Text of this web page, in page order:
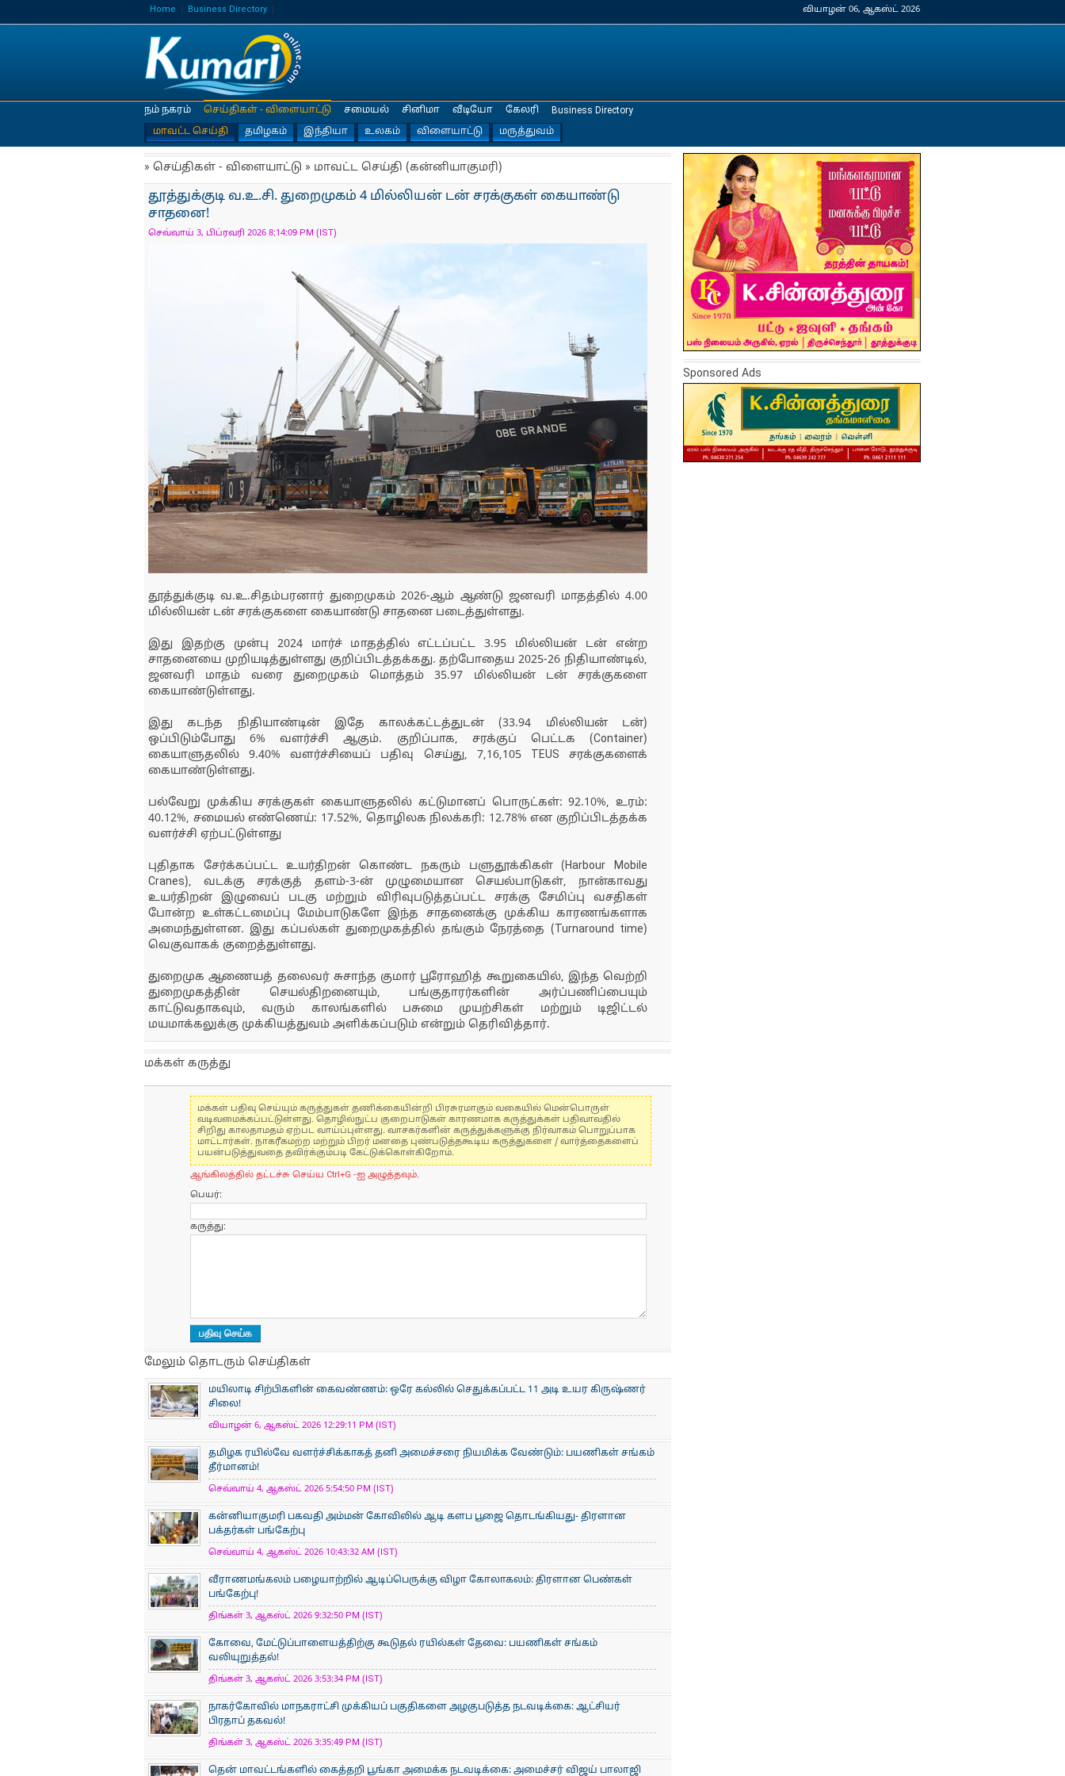
Home Business Directory வியாழன் 06, ஆகஸ்ட் 2026
நம் நகரம்
செய்திகள் - விளையாட்டு
மாவட்ட செய்தி
தமிழகம் இந்தியா உலகம் விளையாட்டு மருத்துவம்
சமையல் சினிமா வீடியோ கேலரி Business Directory
» செய்திகள் - விளையாட்டு » மாவட்ட செய்தி (கன்னியாகுமரி)
தூத்துக்குடி வ.உ.சி. துறைமுகம் 4 மில்லியன் டன் சரக்குகள் கையாண்டு
சாதனை!
செவ்வாய் 3, பிப்ரவரி 2026 8:14:09 PM (IST)
தூத்துக்குடி வ.உ.சிதம்பரனார் துறைமுகம் 2026-ஆம் ஆண்டு ஜனவரி மாதத்தில் 4.00
மில்லியன் டன் சரக்குகளை கையாண்டு சாதனை படைத்துள்ளது.
இது இதற்கு முன்பு 2024 மார்ச் மாதத்தில் எட்டப்பட்ட 3.95 மில்லியன் டன் என்ற
சாதனையை முறியடித்துள்ளது குறிப்பிடத்தக்கது. தற்போதைய 2025-26 நிதியாண்டில்,
ஜனவரி மாதம் வரை துறைமுகம் மொத்தம் 35.97 மில்லியன் டன் சரக்குகளை
கையாண்டுள்ளது.
இது கடந்த நிதியாண்டின் இதே காலக்கட்டத்துடன் (33.94 மில்லியன் டன்)
ஒப்பிடும்போது 6% வளர்ச்சி ஆகும். குறிப்பாக, சரக்குப் பெட்டக (Container)
கையாளுதலில் 9.40% வளர்ச்சியைப் பதிவு செய்து, 7,16,105 TEUS சரக்குகளைக்
கையாண்டுள்ளது.
பல்வேறு முக்கிய சரக்குகள் கையாளுதலில் கட்டுமானப் பொருட்கள்: 92.10%, உரம்:
40.12%, சமையல் எண்ணெய்: 17.52%, தொழிலக நிலக்கரி: 12.78% என குறிப்பிடத்தக்க
வளர்ச்சி ஏற்பட்டுள்ளது
புதிதாக சேர்க்கப்பட்ட உயர்திறன் கொண்ட நகரும் பளுதூக்கிகள் (Harbour Mobile
Cranes), வடக்கு சரக்குத் தளம்-3-ன் முழுமையான செயல்பாடுகள், நான்காவது
உயர்திறன் இழுவைப் படகு மற்றும் விரிவுபடுத்தப்பட்ட சரக்கு சேமிப்பு வசதிகள்
போன்ற உள்கட்டமைப்பு மேம்பாடுகளே இந்த சாதனைக்கு முக்கிய காரணங்களாக
அமைந்துள்ளன. இது கப்பல்கள் துறைமுகத்தில் தங்கும் நேரத்தை (Turnaround time)
வெகுவாகக் குறைத்துள்ளது.
துறைமுக ஆணையத் தலைவர் சுசாந்த குமார் பூரோஹித் கூறுகையில், இந்த வெற்றி
துறைமுகத்தின் செயல்திறனையும், பங்குதாரர்களின் அர்ப்பணிப்பையும்
காட்டுவதாகவும், வரும் காலங்களில் பசுமை முயற்சிகள் மற்றும் டிஜிட்டல்
மயமாக்கலுக்கு முக்கியத்துவம் அளிக்கப்படும் என்றும் தெரிவித்தார்.
மக்கள் கருத்து
மக்கள் பதிவு செய்யும் கருத்துகள் தணிக்கையின்றி பிரசுரமாகும் வகையில் மென்பொருள்
வடிவமைக்கப்பட்டுள்ளது. தொழில்நுட்ப குறைபாடுகள் காரணமாக கருத்துக்கள் பதிவாவதில்
சிறிது காலதாமதம் ஏற்பட வாய்ப்புள்ளது. வாசகர்களின் கருத்துக்களுக்கு நிர்வாகம் பொறுப்பாக
மாட்டார்கள். நாகரீகமற்ற மற்றும் பிறர் மனதை புண்படுத்தகூடிய கருத்துகளை / வார்த்தைகளைப்
பயன்படுத்துவதை தவிர்க்கும்படி கேட்டுக்கொள்கிறோம்.
ஆங்கிலத்தில் தட்டச்சு செய்ய Ctrl+G -ஐ அழுத்தவும்.
பெயர்:
கருத்து:
மேலும் தொடரும் செய்திகள்
மயிலாடி சிற்பிகளின் கைவண்ணம்: ஒரே கல்லில் செதுக்கப்பட்ட 11 அடி உயர கிருஷ்ணர்
சிலை!
வியாழன் 6, ஆகஸ்ட் 2026 12:29:11 PM (IST)
தமிழக ரயில்வே வளர்ச்சிக்காகத் தனி அமைச்சரை நியமிக்க வேண்டும்: பயணிகள் சங்கம்
தீர்மானம்!
செவ்வாய் 4, ஆகஸ்ட் 2026 5:54:50 PM (IST)
கன்னியாகுமரி பகவதி அம்மன் கோவிலில் ஆடி களப பூஜை தொடங்கியது- திரளான
பக்தர்கள் பங்கேற்பு
செவ்வாய் 4, ஆகஸ்ட் 2026 10:43:32 AM (IST)
வீராணமங்கலம் பழையாற்றில் ஆடிப்பெருக்கு விழா கோலாகலம்: திரளான பெண்கள்
பங்கேற்பு!
திங்கள் 3, ஆகஸ்ட் 2026 9:32:50 PM (IST)
கோவை, மேட்டுப்பாளையத்திற்கு கூடுதல் ரயில்கள் தேவை: பயணிகள் சங்கம்
வலியுறுத்தல்!
திங்கள் 3, ஆகஸ்ட் 2026 3:53:34 PM (IST)
நாகர்கோவில் மாநகராட்சி முக்கியப் பகுதிகளை அழகுபடுத்த நடவடிக்கை: ஆட்சியர்
பிரதாப் தகவல்!
திங்கள் 3, ஆகஸ்ட் 2026 3:35:49 PM (IST)
தென் மாவட்டங்களில் கைத்தறி பூங்கா அமைக்க நடவடிக்கை: அமைச்சர் விஜய் பாலாஜி
Sponsored Ads